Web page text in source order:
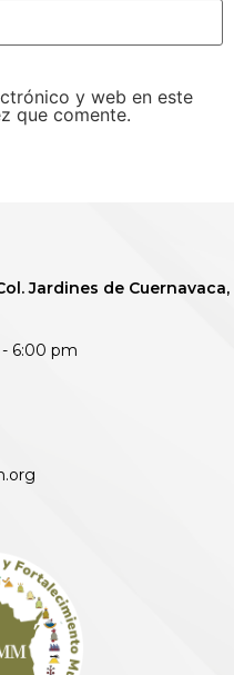
y web en este
que comente.
Jardines de Cuernavaca,
6:00 pm